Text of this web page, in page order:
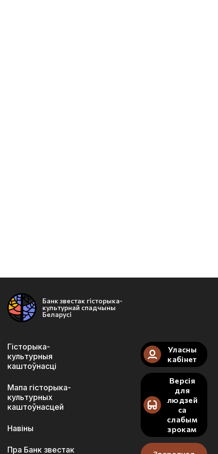
Банк звестак гісторыка-
культурнай спадчыны
Беларусі
Гісторыка-
культурныя
каштоўнасці
Мапа гісторыка-
культурных
каштоўнасцей
Навіны
Пра Банк звестак
Уласны
кабінет
Версія
для
людзей
са
слабым
зрокам